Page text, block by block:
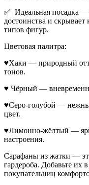
✅ Идеальная посадка —
достоинства и скрывает
типов фигур.
Цветовая палитра:
♥Хаки — природный
тонов.
♥ Чёрный —
♥Серо-голубой —
цвет.
♥Лимонно-жёлтый —
настроения.
Сарафаны из жатки —
гардероба. Добавьте их
покупательниц